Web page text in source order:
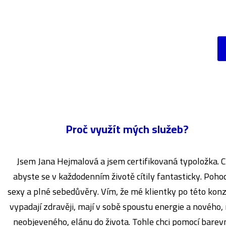
Proč využít mých služeb?
Jsem Jana Hejmalová a jsem certifikovaná typoložka.
abyste se v každodenním životě cítily fantasticky.
sexy a plné sebedůvěry. Vím, že mé klientky po této
vypadají zdravěji, mají v sobě spoustu energie a
neobjeveného, elánu do života. Tohle chci pomocí